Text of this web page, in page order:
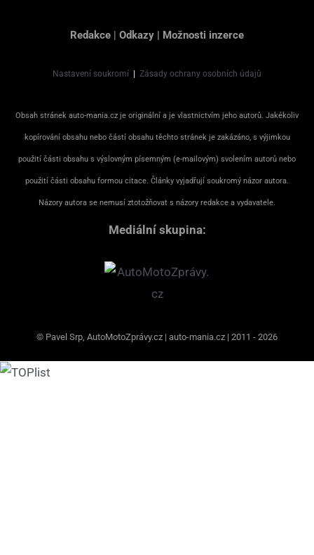
Redakce | Odkazy | Možnosti inzerce
Nastavení soukromí Zásady ochrany osobních údajů
Obsah stránek auto-mania.cz je originální a je vlastnictvím jeho autorů. Jakékoliv
kopírování obsahu nebo částí obsahu těchto stránek je zakázáno, s výjimkou
použití části obsahu s výslovným písemným (e-mailovým) svolením autorů nebo
použití části obsahu formou citace. Články vyjadřují soukromý názor autora.
Názory autora se nemusí ztotožňovat s názory redakce a vydavatele.
Mediální skupina:
© Pavel Srp, AutoMotoZprávy.cz | auto-mania.cz | 2011 - 2026